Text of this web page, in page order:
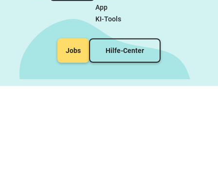
App
KI-Tools
Jobs Hilfe-Center